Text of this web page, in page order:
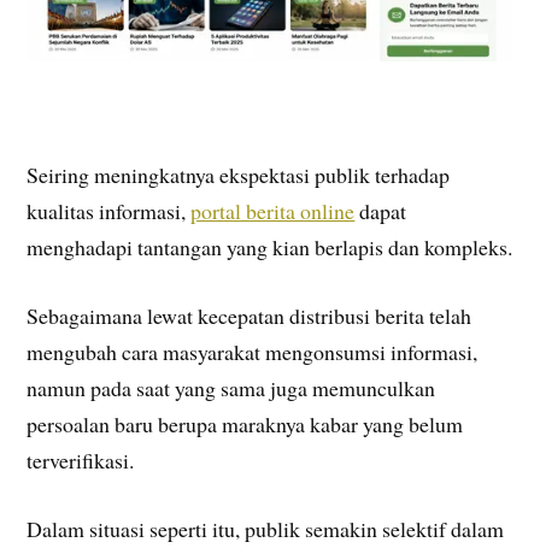
Seiring meningkatnya ekspektasi publik terhadap
kualitas informasi,portal berita onlinedapat
menghadapi tantangan yang kian berlapis dan kompleks.
Sebagaimana lewat kecepatan distribusi berita telah
mengubah cara masyarakat mengonsumsi informasi,
namun pada saat yang sama juga memunculkan
persoalan baru berupa maraknya kabar yang belum
terverifikasi.
Dalam situasi seperti itu, publik semakin selektif dalam